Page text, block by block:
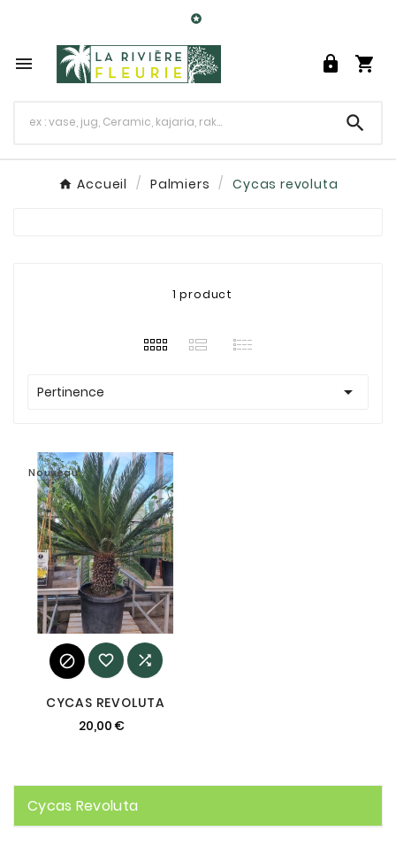

  0

Accueil Palmiers Cycas revoluta
1 product
Pertinence 
Nouveau
  
CYCAS REVOLUTA
20,00 €
Cycas Revoluta